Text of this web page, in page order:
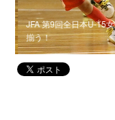
JFA 第9回全日本U-15
揃う！